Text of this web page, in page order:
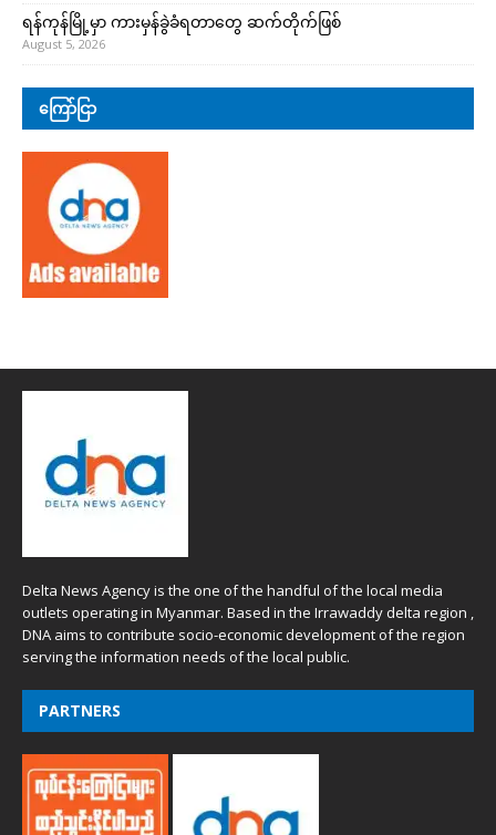
ရန်ကုန်မြို့မှာ ကားမှန်ခွဲခံရတာတွေ ဆက်တိုက်ဖြစ်
August 5, 2026
ကြော်ငြာ
Delta News Agency is the one of the handful of the local media
outlets operating in Myanmar. Based in the Irrawaddy delta region ,
DNA aims to contribute socio-economic development of the region
serving the information needs of the local public.
PARTNERS